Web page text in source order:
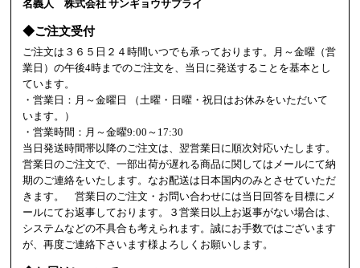
名義人 株式会社 サンギョウサプライ
◆ご注文受付
ご注文は３６５日２４時間いつでも承っております。月～金曜（営
業日）の午後4時までのご注文を、当日に発送することを基本とし
ています。
・営業日：月～金曜日 （土曜・日曜・祝日はお休みをいただいて
います。）
・営業時間：月～金曜9:00～17:30
当日発送時間帯以降のご注文は、翌営業日に順次対応いたします。
営業日のご注文で、一部出荷が遅れる商品に関してはメールにて納
期のご連絡をいたします。なお配送は日本国内のみとさせていただ
きます。 営業日のご注文・お問い合わせには当日回答を目標にメ
ールにてお返事しております。３営業日以上お返事がない場合は、
システムなどの不具合も考えられます。誠にお手数ではございます
が、再度ご連絡下さいます様よろしくお願いします。